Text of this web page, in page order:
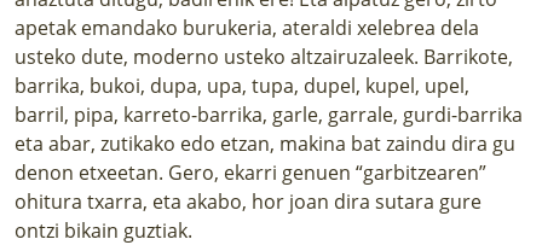
apetak emandako burukeria, ateraldi xelebrea dela
usteko dute, moderno usteko altzairuzaleek. Barrikote,
barrika, bukoi, dupa, upa, tupa, dupel, kupel, upel,
barril, pipa, karreto-barrika, garle, garrale, gurdi-barrika
eta abar, zutikako edo etzan, makina bat zaindu dira gu
denon etxeetan. Gero, ekarri genuen “garbitzearen”
ohitura txarra, eta akabo, hor joan dira sutara gure
ontzi bikain guztiak.